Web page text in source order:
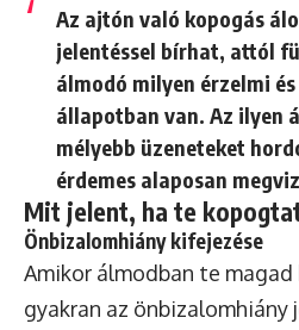
Az ajtón való kopogás
jelentéssel bírhat, attól
álmodó milyen érzelmi
állapotban van. Az ilyen
mélyebb üzeneteket
érdemes alaposan
Mit jelent, ha te
Önbizalomhiány kifejezése
Amikor álmodban te
gyakran az önbizalomhiány